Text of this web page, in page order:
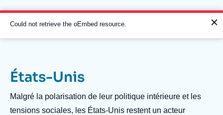
au
contenu
principal
Navigation
principale
L'Ifri
Message
d'erreur
Could not retrieve the oEmbed resource.
États-Unis
Description
Malgré la polarisation de leur politique intérieure et les
tensions sociales, les États-Unis restent un acteur